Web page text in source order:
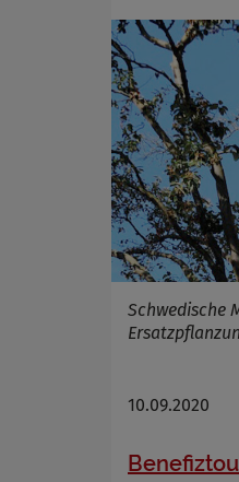
Schwedische
10.09.2020